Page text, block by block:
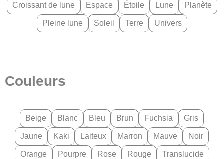
Croissant de lune Espace Étoile Lune Planète
Pleine lune Soleil Terre Univers
Couleurs
Beige Blanc Bleu Brun Fuchsia Gris
Jaune Kaki Laiteux Marron Mauve Noir
Orange Pourpre Rose Rouge Translucide